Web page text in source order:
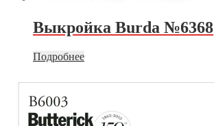
Выкройка Burda №6368
Подробнее